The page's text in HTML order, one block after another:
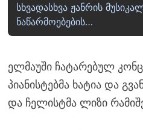
სხვადასხვა ჟანრის
ნაწარმოებების…
ელმაუში ჩატარებულ
პიანისტებმა ხატია და
და ჩელისტმა ლიზი